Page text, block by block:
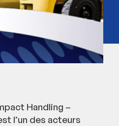
Handling –
l’un des acteurs